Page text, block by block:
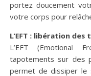
portez doucement
votre corps pour
L’EFT : libération
L’EFT (Emotional
tapotements sur des
permet de dissiper le